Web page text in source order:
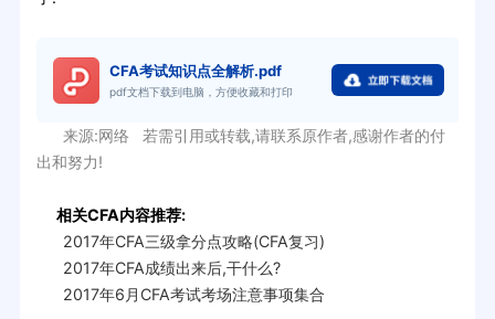
CFA考试知识点全解析.pdf
pdf文档下载到电脑，方便收藏和打印
来源:网络 若需引用或转载,请联系原作者,感谢作者的付
出和努力!
相关CFA内容推荐:
2017年CFA三级拿分点攻略(CFA复习)
2017年CFA成绩出来后,干什么?
2017年6月CFA考试考场注意事项集合